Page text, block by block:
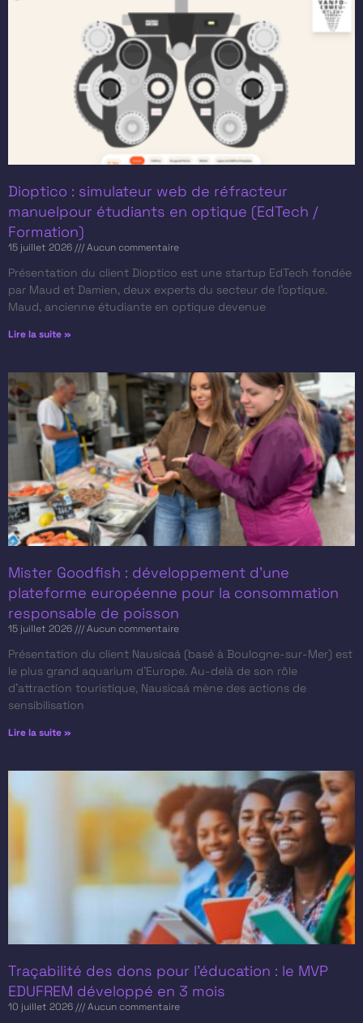
Dioptico : simulateur web de réfracteur
manuelpour étudiants en optique (EdTech /
Formation)
15 juillet 2026 Aucun commentaire
Présentation du client​ Dioptico est une startup EdTech fondée
par Maud et Damien, deux experts du secteur de l’optique.
Maud, ancienne étudiante en optique devenue
Lire la suite »
Mister Goodfish : développement d’une
plateforme européenne pour la consommation
responsable de poisson
15 juillet 2026 Aucun commentaire
Présentation du client​ Nausicaá (basé à Boulogne-sur-Mer) est
le plus grand aquarium d’Europe. Au-delà de son rôle
d’attraction touristique, Nausicaá mène des actions de
sensibilisation
Lire la suite »
Traçabilité des dons pour l’éducation : le MVP
EDUFREM développé en 3 mois
10 juillet 2026 Aucun commentaire